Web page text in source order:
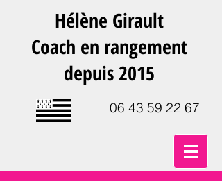
Hélène Girault
Coach en rangement
depuis 2015
06 43 59 22 67